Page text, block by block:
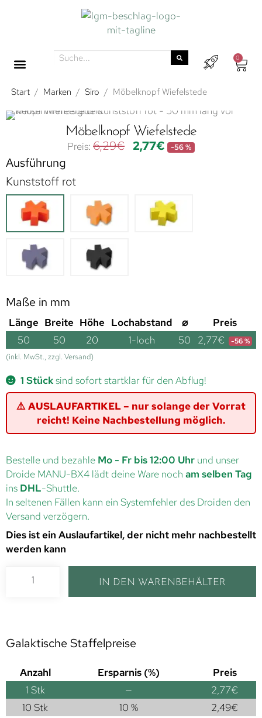
0
Start / Marken / Siro / Möbelknopf Wiefelstede
Möbelknopf Wiefelstede
6,29€ 2,77€ -56 %
Ausführung
Kunststoff rot
Maße in mm
Länge Breite Höhe Lochabstand ⌀
Preis
50
50 20 1-loch 50 2,77€ -56 %
(inkl. MwSt., zzgl. Versand)
1 Stücksind sofort startklar für den Abflug!
⚠️ AUSLAUFARTIKEL – nur solange der Vorrat
reicht! Keine Nachbestellung möglich.
Bestelle und bezahle Mo - Fr bis 12:00 Uhr und unser
Droide MANU-BX4 lädt deine Ware noch am selben Tag
ins DHL-Shuttle.
In seltenen Fällen kann ein Systemfehler des Droiden den
Versand verzögern.
Dies ist ein Auslaufartikel, der nicht mehr nachbestellt
werden kann
IN DEN WARENBEHÄLTER
Galaktische Staffelpreise
Anzahl Ersparnis (%)
Preis
1 Stk — 2,77€
10 Stk
10 % 2,49€